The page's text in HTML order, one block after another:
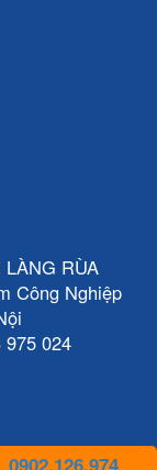
RÙA
Công Nghiệp
024
0902.126.974